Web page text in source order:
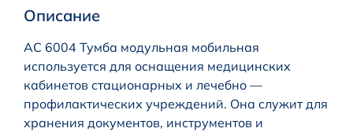
Описание
АС 6004 Тумба модульная мобильная
используется для оснащения медицинских
кабинетов стационарных и лечебно —
профилактических учреждений. Она служит для
хранения документов, инструментов и